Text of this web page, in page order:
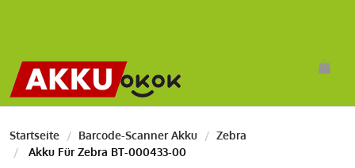
Startseite Barcode-Scanner Akku
Zebra
Akku Für Zebra BT-000433-00